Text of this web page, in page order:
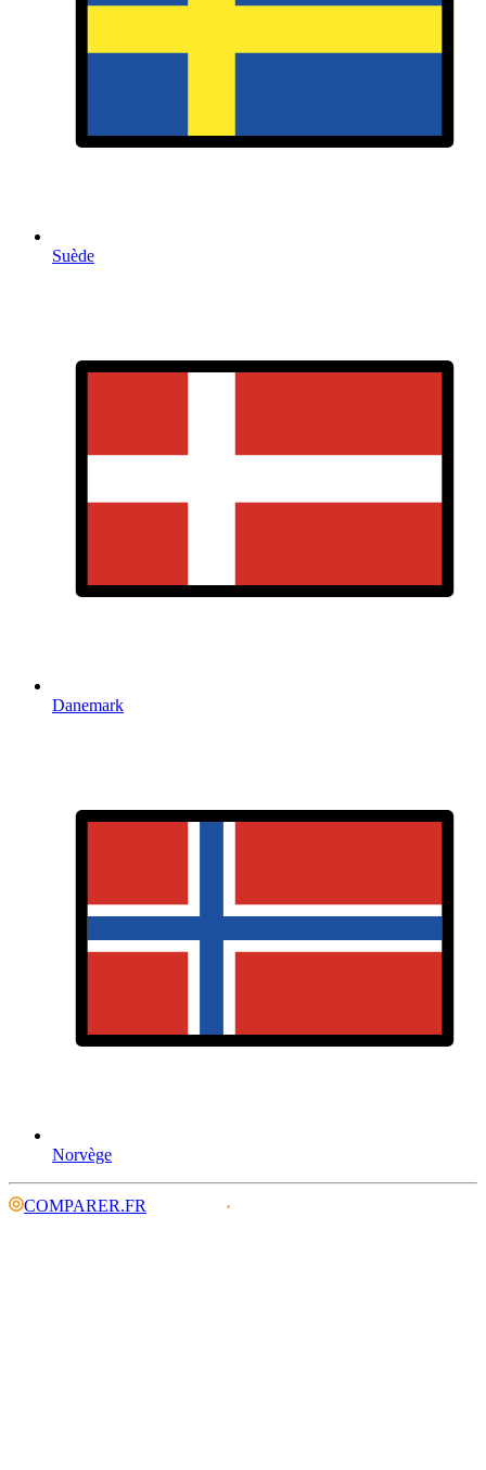
Suède
Danemark
Norvège
COMPARER.FR